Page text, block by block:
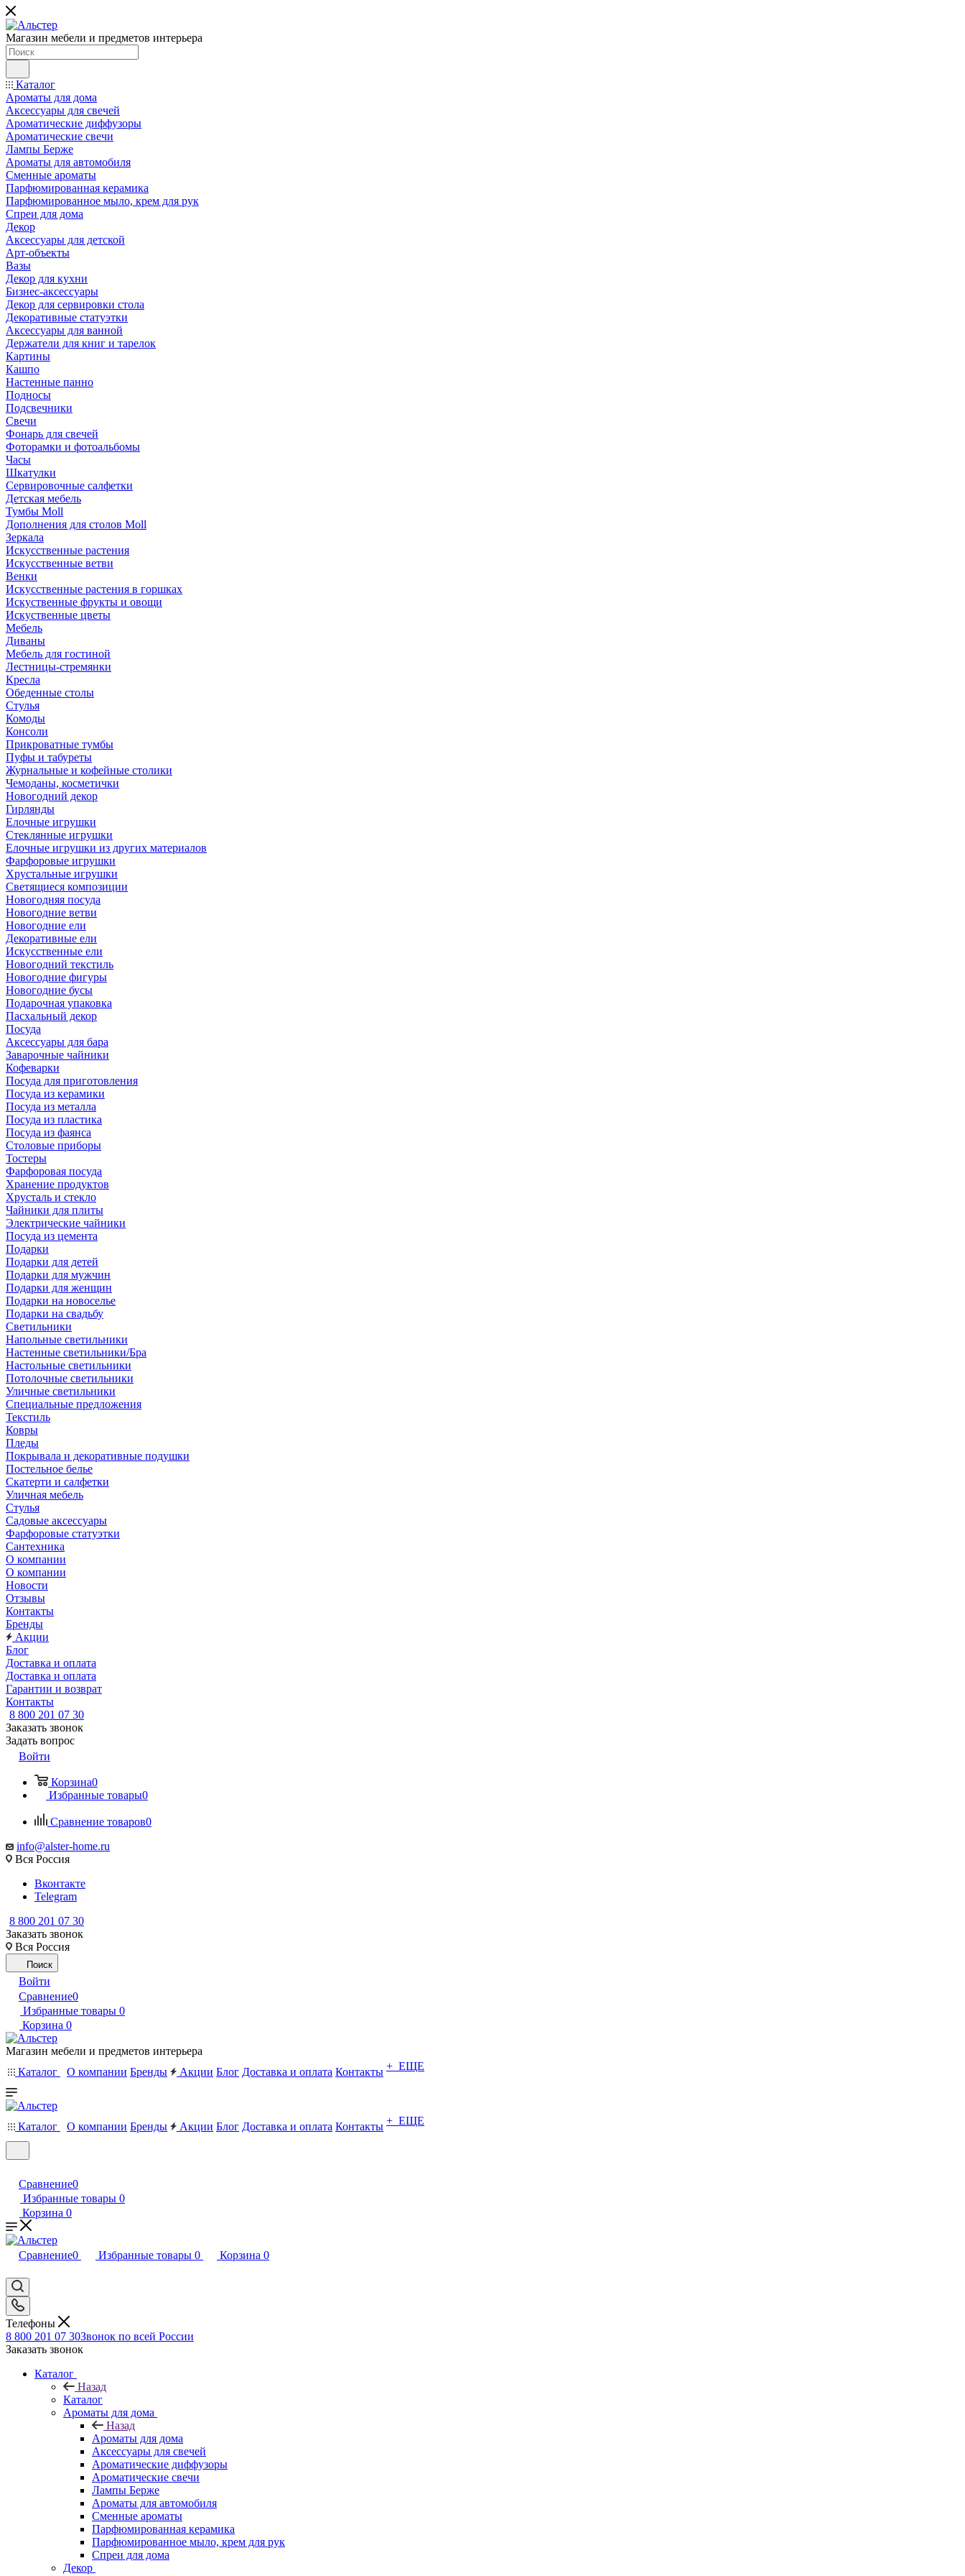
Магазин мебели и предметов интерьера
Каталог
Ароматы для дома
Аксессуары для свечей
Ароматические диффузоры
Ароматические свечи
Лампы Берже
Ароматы для автомобиля
Сменные ароматы
Парфюмированная керамика
Парфюмированное мыло, крем для рук
Спреи для дома
Декор
Аксессуары для детской
Арт-объекты
Вазы
Декор для кухни
Бизнес-аксессуары
Декор для сервировки стола
Декоративные статуэтки
Аксессуары для ванной
Держатели для книг и тарелок
Картины
Кашпо
Настенные панно
Подносы
Подсвечники
Свечи
Фонарь для свечей
Фоторамки и фотоальбомы
Часы
Шкатулки
Сервировочные салфетки
Детская мебель
Тумбы Moll
Дополнения для столов Moll
Зеркала
Искусственные растения
Искусственные ветви
Венки
Искусственные растения в горшках
Искуственные фрукты и овощи
Искуственные цветы
Мебель
Диваны
Мебель для гостиной
Лестницы-стремянки
Кресла
Обеденные столы
Стулья
Комоды
Консоли
Прикроватные тумбы
Пуфы и табуреты
Журнальные и кофейные столики
Чемоданы, косметички
Новогодний декор
Гирлянды
Елочные игрушки
Стеклянные игрушки
Елочные игрушки из других материалов
Фарфоровые игрушки
Хрустальные игрушки
Светящиеся композиции
Новогодняя посуда
Новогодние ветви
Новогодние ели
Декоративные ели
Искусственные ели
Новогодний текстиль
Новогодние фигуры
Новогодние бусы
Подарочная упаковка
Пасхальный декор
Посуда
Аксессуары для бара
Заварочные чайники
Кофеварки
Посуда для приготовления
Посуда из керамики
Посуда из металла
Посуда из пластика
Посуда из фаянса
Столовые приборы
Тостеры
Фарфоровая посуда
Хранение продуктов
Хрусталь и стекло
Чайники для плиты
Электрические чайники
Посуда из цемента
Подарки
Подарки для детей
Подарки для мужчин
Подарки для женщин
Подарки на новоселье
Подарки на свадьбу
Светильники
Напольные светильники
Настенные светильники/Бра
Настольные светильники
Потолочные светильники
Уличные светильники
Специальные предложения
Текстиль
Ковры
Пледы
Покрывала и декоративные подушки
Постельное белье
Скатерти и салфетки
Уличная мебель
Стулья
Садовые аксессуары
Фарфоровые статуэтки
Сантехника
О компании
О компании
Новости
Отзывы
Контакты
Бренды
Акции
Блог
Доставка и оплата
Доставка и оплата
Гарантии и возврат
Контакты
8 800 201 07 30
Заказать звонок
Задать вопрос
Войти
Корзина0
Избранные товары0
Сравнение товаров0
info@alster-home.ru
Вся Россия
Вконтакте
Telegram
8 800 201 07 30
Заказать звонок
Вся Россия
Поиск
Войти
Сравнение0
Избранные товары 0
Корзина 0
Магазин мебели и предметов интерьера
Каталог
О компании Бренды Акции Блог Доставка и оплата Контакты + ЕЩЕ
Каталог О компании Бренды Акции Блог Доставка и оплата Контакты + ЕЩЕ
Сравнение0
Избранные товары 0
Корзина 0
Сравнение0 Избранные товары 0 Корзина 0
Телефоны
8 800 201 07 30Звонок по всей России
Заказать звонок
Каталог
Назад
Каталог
Ароматы для дома
Назад
Ароматы для дома
Аксессуары для свечей
Ароматические диффузоры
Ароматические свечи
Лампы Берже
Ароматы для автомобиля
Сменные ароматы
Парфюмированная керамика
Парфюмированное мыло, крем для рук
Спреи для дома
Декор